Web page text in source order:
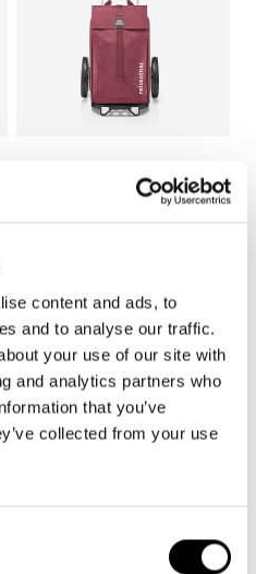
content and ads, to
and to analyse our traffic.
your use of our site with
and analytics partners who
that you’ve
collected from your use
+7
Normaler
Preis
99,95€